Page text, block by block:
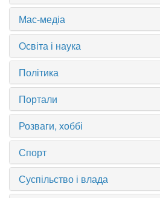
Мас-медіа
Освіта і наука
Політика
Портали
Розваги, хоббі
Спорт
Суспільство і влада